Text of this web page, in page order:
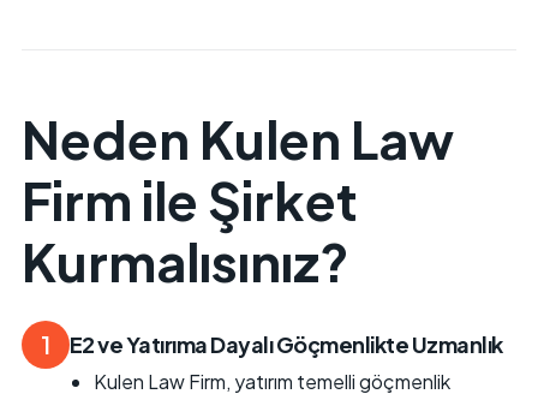
Neden Kulen Law
Firm ile Şirket
Kurmalısınız?
1 E2 ve Yatırıma Dayalı Göçmenlikte Uzmanlık
Kulen Law Firm, yatırım temelli göçmenlik